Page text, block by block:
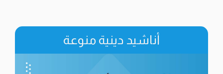
أناشيد دينية منوعة